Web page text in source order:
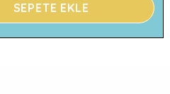
SEPETE EKLE